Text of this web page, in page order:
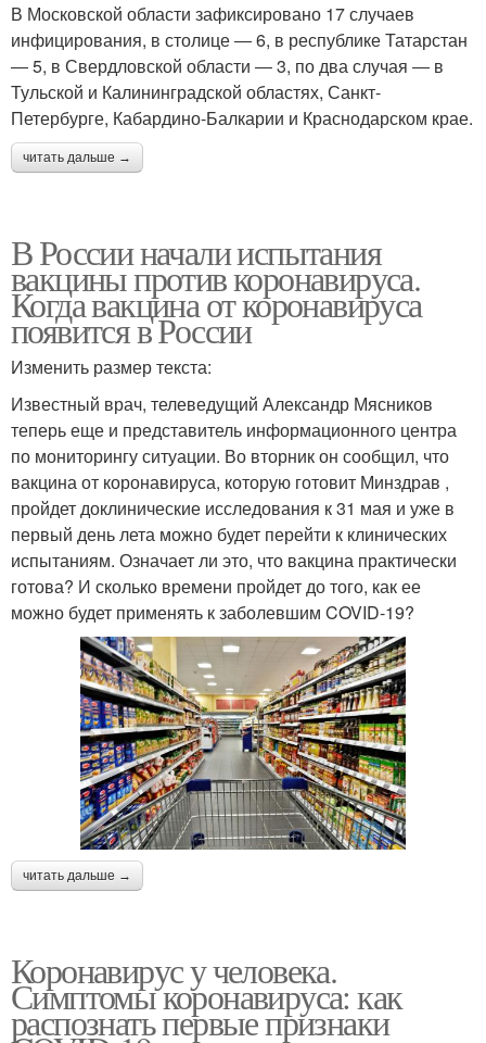
В Московской области зафиксировано 17 случаев
инфицирования, в столице ― 6, в республике Татарстан
― 5, в Свердловской области ― 3, по два случая ― в
Тульской и Калининградской областях, Санкт-
Петербурге, Кабардино-Балкарии и Краснодарском крае.
читать дальше →
В России начали испытания
вакцины против коронавируса.
Когда вакцина от коронавируса
появится в России
Изменить размер текста:
Известный врач, телеведущий Александр Мясников
теперь еще и представитель информационного центра
по мониторингу ситуации. Во вторник он сообщил, что
вакцина от коронавируса, которую готовит Минздрав ,
пройдет доклинические исследования к 31 мая и уже в
первый день лета можно будет перейти к клинических
испытаниям. Означает ли это, что вакцина практически
готова? И сколько времени пройдет до того, как ее
можно будет применять к заболевшим COVID-19?
читать дальше →
Коронавирус у человека.
Симптомы коронавируса: как
распознать первые признаки